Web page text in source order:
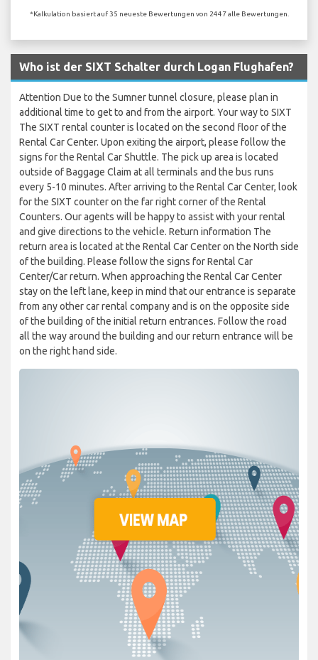
*Kalkulation basiert auf 35 neueste Bewertungen von 2447 alle Bewertungen.
Who ist der SIXT Schalter durch Logan Flughafen?
Attention Due to the Sumner tunnel closure, please plan in
additional time to get to and from the airport. Your way to SIXT
The SIXT rental counter is located on the second floor of the
Rental Car Center. Upon exiting the airport, please follow the
signs for the Rental Car Shuttle. The pick up area is located
outside of Baggage Claim at all terminals and the bus runs
every 5-10 minutes. After arriving to the Rental Car Center, look
for the SIXT counter on the far right corner of the Rental
Counters. Our agents will be happy to assist with your rental
and give directions to the vehicle. Return information The
return area is located at the Rental Car Center on the North side
of the building. Please follow the signs for Rental Car
Center/Car return. When approaching the Rental Car Center
stay on the left lane, keep in mind that our entrance is separate
from any other car rental company and is on the opposite side
of the building of the initial return entrances. Follow the road
all the way around the building and our return entrance will be
on the right hand side.